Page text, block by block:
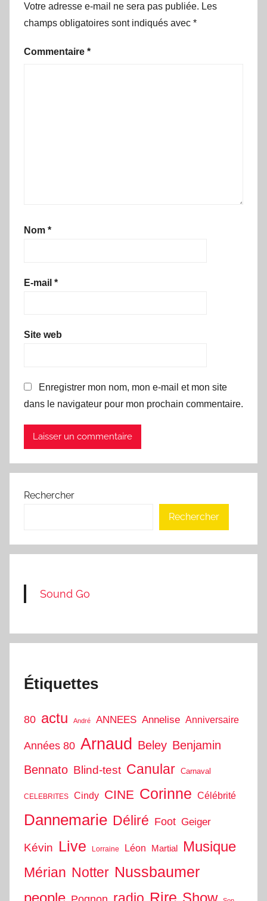
Votre adresse e-mail ne sera pas publiée. Les
champs obligatoires sont indiqués avec *
Commentaire *
Nom *
E-mail *
Site web
Enregistrer mon nom, mon e-mail et mon site
dans le navigateur pour mon prochain commentaire.
Rechercher
Rechercher
Sound Go
Étiquettes
80 actu André ANNEES Annelise Anniversaire
Années 80 Arnaud Beley Benjamin
Bennato Blind-test Canular Carnaval
CELEBRITES Cindy CINE Corinne Célébrité
Dannemarie Déliré Foot Geiger
Kévin Live Lorraine Léon Martial
Musique
Mérian Notter Nussbaumer